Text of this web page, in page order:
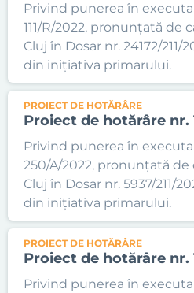
Privind punerea în
111/R/2022, pronunțată de
Cluj în Dosar nr. 24172/211/
din inițiativa primarului.
PROIECT DE HOTĂRÂRE
Proiect de hotărâre nr.
Privind punerea în
250/A/2022, pronunțată de
Cluj în Dosar nr. 5937/211/
din inițiativa primarului.
PROIECT DE HOTĂRÂRE
Proiect de hotărâre nr.
Privind punerea în